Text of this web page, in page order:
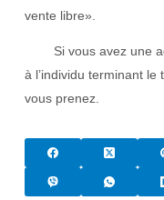
vente libre».
Si vous avez une
à l’individu terminant
vous prenez.